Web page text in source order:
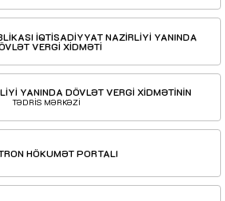
İQTİSADİYYAT NAZİRLİYİ YANINDA
VERGİ XİDMƏTİ
YANINDA DÖVLƏT VERGİ XİDMƏTİNİN
TƏDRİS MƏRKƏZİ
HÖKUMƏT PORTALI